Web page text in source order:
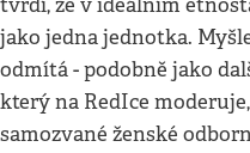
tvrdí, že v ideálním
jako jedna jednotka.
odmítá - podobně jako
který na RedIce
samozvané ženské